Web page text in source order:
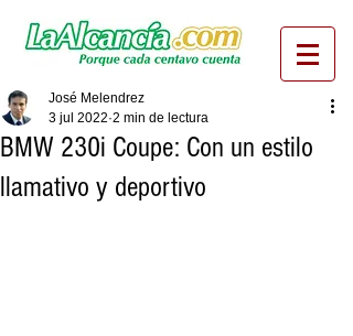
BMW 230i Coupe: Con un estilo
llamativo y deportivo
José Melendrez
3 jul 2022 2 min de lectura